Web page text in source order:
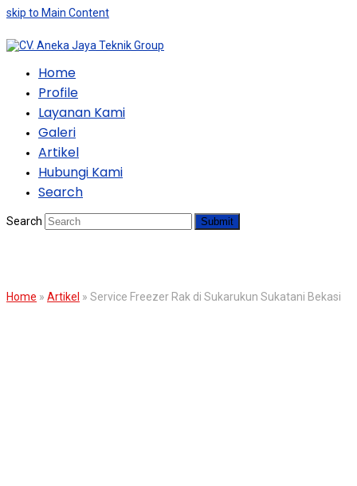
skip to Main Content
Home
Profile
Layanan Kami
Galeri
Artikel
Hubungi Kami
Search
Search Submit
Home » Artikel » Service Freezer Rak di Sukarukun Sukatani Bekasi